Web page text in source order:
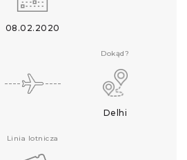
08.02.2020
Dokąd?
Delhi
Linia lotnicza